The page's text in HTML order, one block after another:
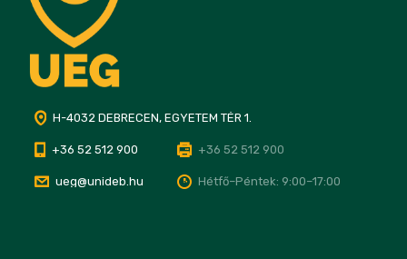
H-4032 DEBRECEN, EGYETEM TÉR 1.
+36 52 512 900 +36 52 512 900
ueg@unideb.hu Hétfő–Péntek: 9:00–17:00